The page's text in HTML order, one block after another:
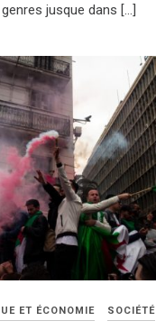
jusque dans […]
ET ÉCONOMIE SOCIÉTÉ